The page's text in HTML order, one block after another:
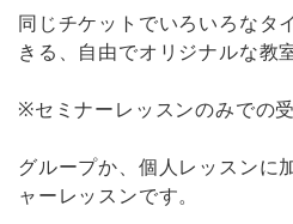
同じチケットでいろいろなタ
きる、自由でオリジナルな教
※セミナーレッスンのみでの
グループか、個人レッスンに
ャーレッスンです。